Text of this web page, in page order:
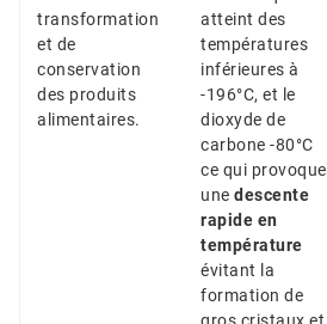
transformation
et de
conservation
des produits
alimentaires.
atteint des
températures
inférieures à
-196°C, et le
dioxyde de
carbone -80°C
ce qui provoque
une descente
rapide en
température
évitant la
formation de